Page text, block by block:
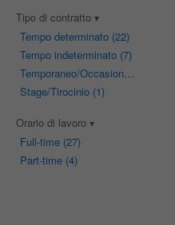
Tipo di contratto
Tempo determinato(22)
Tempo indeterminato(7)
Temporaneo/Occasionale
Stage/Tirocinio(1)
Orario di lavoro
Full-time(27)
Part-time(4)